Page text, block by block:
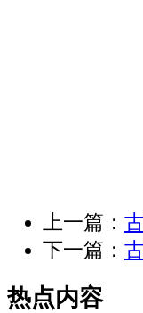
上一篇：
下一篇：
热点内容